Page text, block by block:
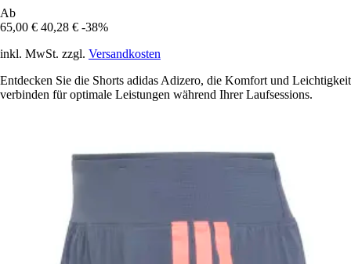
Ab
65,00 € 40,28 € -38%
inkl. MwSt. zzgl. Versandkosten
Entdecken Sie die Shorts adidas Adizero, die Komfort und Leichtigkeit
verbinden für optimale Leistungen während Ihrer Laufsessions.